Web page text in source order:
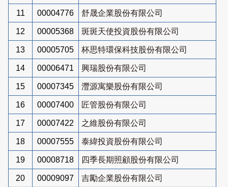
11 00004776 舒晟企業股份有限公司
12 00005368 斑斑天使投資股份有限公司
13 00005705 杯思特環保科技股份有限公司
14 00006471 興瑞股份有限公司
15 00007345 灃源寓樂股份有限公司
16 00007400 匠管股份有限公司
17 00007422 之維股份有限公司
18 00007555 泰緯投資股份有限公司
19 00008718 四季長期照顧股份有限公司
20 00009097 吉勵企業股份有限公司